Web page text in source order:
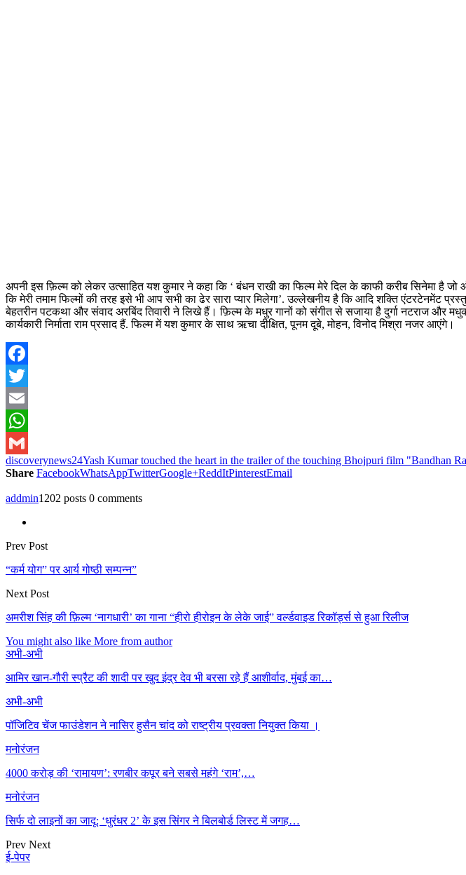
अपनी इस फ़िल्म को लेकर उत्साहित यश कुमार ने कहा कि ‘ बंधन राखी का फिल्म मेरे दिल के काफी करीब सिनेमा है
कि मेरी तमाम फिल्मों की तरह इसे भी आप सभी का ढेर सारा प्यार मिलेगा’. उल्लेखनीय है कि आदि शक्ति एंटरटेनमेंट
बेहतरीन पटकथा और संवाद अरबिंद तिवारी ने लिखे हैं। फ़िल्म के मधुर गानों को संगीत से सजाया है दुर्गा नटराज और
कार्यकारी निर्माता राम प्रसाद हैं. फिल्म में यश कुमार के साथ ऋचा दीक्षित, पूनम दूबे, मोहन, विनोद मिश्रा नजर आएंगे।
Facebook
Twitter
Email
WhatsApp
Gmail
discoverynews24Yash Kumar touched the heart in the trailer of the touching Bhojpuri film "Bandhan
Share FacebookWhatsAppTwitterGoogle+ReddItPinterestEmail
addmin1202 posts 0 comments
Prev Post
“कर्म योग” पर आर्य गोष्ठी सम्पन्न”
Next Post
अमरीश सिंह की फ़िल्म ‘नागधारी’ का गाना “हीरो हीरोइन के लेके जाई” वर्ल्डवाइड रिकॉर्ड्स से हुआ रिलीज
You might also like More from author
अभी-अभी
आमिर खान-गौरी स्प्रैट की शादी पर खुद इंद्र देव भी बरसा रहे हैं आशीर्वाद, मुंबई का…
अभी-अभी
पॉजिटिव चेंज फाउंडेशन ने नासिर हुसैन चांद को राष्ट्रीय प्रवक्ता नियुक्त किया ।
मनोरंजन
4000 करोड़ की ‘रामायण’: रणबीर कपूर बने सबसे महंगे ‘राम’,…
मनोरंजन
सिर्फ दो लाइनों का जादू: ‘धुरंधर 2’ के इस सिंगर ने बिलबोर्ड लिस्ट में जगह…
Prev Next
ई-पेपर